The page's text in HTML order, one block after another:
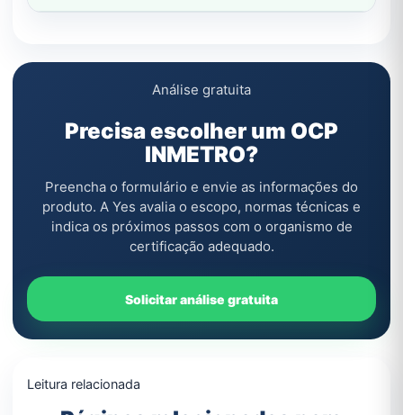
Análise gratuita
Precisa escolher um OCP
INMETRO?
Preencha o formulário e envie as informações do
produto. A Yes avalia o escopo, normas técnicas e
indica os próximos passos com o organismo de
certificação adequado.
Solicitar análise gratuita
Leitura relacionada